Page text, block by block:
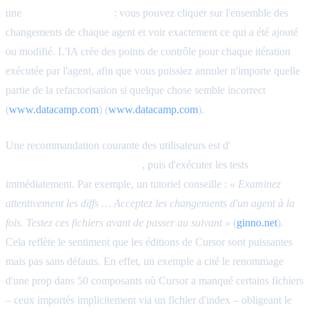
une
: vous pouvez cliquer sur l'ensemble des
changements de chaque agent et voir exactement ce qui a été ajouté
ou modifié. L'IA crée des points de contrôle pour chaque itération
exécutée par l'agent, afin que vous puissiez annuler n'importe quelle
partie de la refactorisation si quelque chose semble incorrect
(www.datacamp.com) (www.datacamp.com).
Une recommandation courante des utilisateurs est d'
, puis d'exécuter les tests
immédiatement. Par exemple, un tutoriel conseille : « Examinez
attentivement les diffs … Acceptez les changements d'un agent à la
fois. Testez ces fichiers avant de passer au suivant » (ginno.net).
Cela reflète le sentiment que les éditions de Cursor sont puissantes
mais pas sans défauts. En effet, un exemple a cité le renommage
d'une prop dans 50 composants où Cursor a manqué certains fichiers
– ceux importés implicitement via un fichier d'index – obligeant le